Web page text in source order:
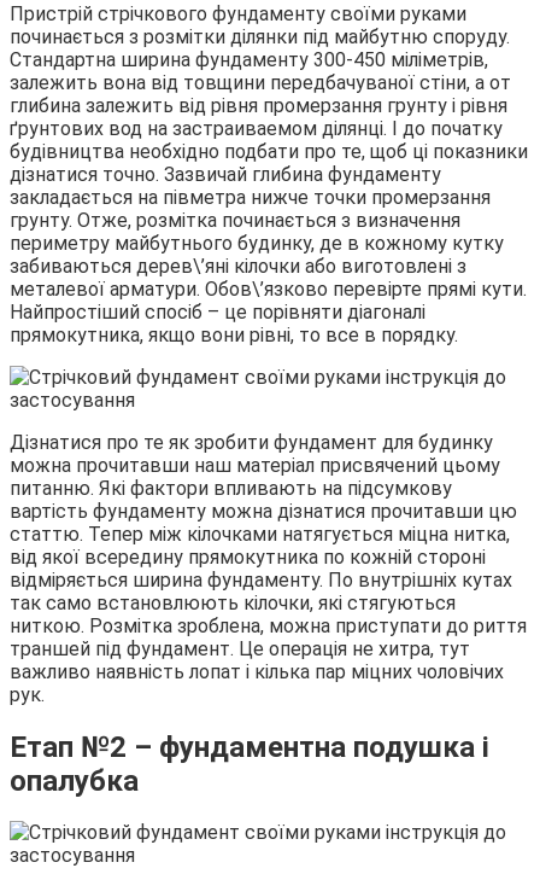
Пристрій стрічкового фундаменту своїми руками
починається з розмітки ділянки під майбутню споруду.
Стандартна ширина фундаменту 300-450 міліметрів,
залежить вона від товщини передбачуваної стіни, а от
глибина залежить від рівня промерзання грунту і рівня
ґрунтових вод на застраиваемом ділянці. І до початку
будівництва необхідно подбати про те, щоб ці показники
дізнатися точно. Зазвичай глибина фундаменту
закладається на півметра нижче точки промерзання
грунту. Отже, розмітка починається з визначення
периметру майбутнього будинку, де в кожному кутку
забиваються дерев\’яні кілочки або виготовлені з
металевої арматури. Обов\’язково перевірте прямі кути.
Найпростіший спосіб – це порівняти діагоналі
прямокутника, якщо вони рівні, то все в порядку.
Дізнатися про те як зробити фундамент для будинку
можна прочитавши наш матеріал присвячений цьому
питанню. Які фактори впливають на підсумкову
вартість фундаменту можна дізнатися прочитавши цю
статтю. Тепер між кілочками натягується міцна нитка,
від якої всередину прямокутника по кожній стороні
відміряється ширина фундаменту. По внутрішніх кутах
так само встановлюють кілочки, які стягуються
ниткою. Розмітка зроблена, можна приступати до риття
траншей під фундамент. Це операція не хитра, тут
важливо наявність лопат і кілька пар міцних чоловічих
рук.
Етап №2 – фундаментна подушка і
опалубка